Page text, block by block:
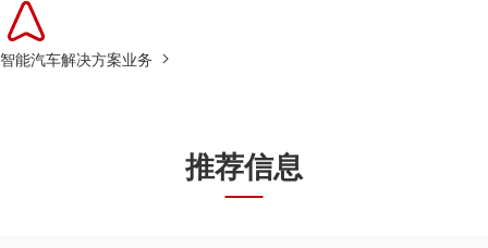
智能汽车解决方案业务
推荐信息